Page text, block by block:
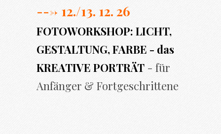
---> 12./13. 12. 26
FOTOWORKSHOP: LICHT,
GESTALTUNG, FARBE - das
KREATIVE PORTRÄT - für
Anfänger & Fortgeschrittene